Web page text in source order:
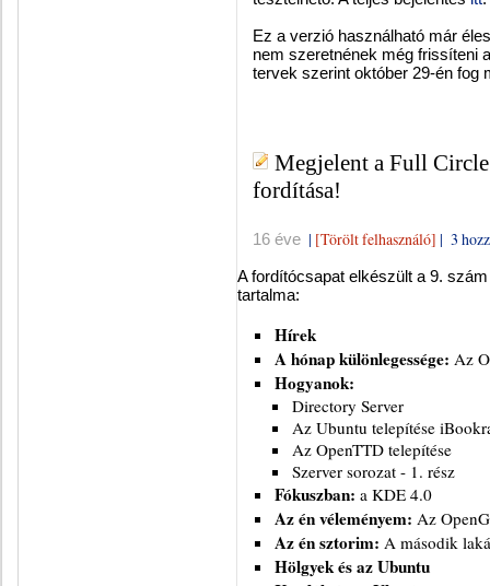
Ez a verzió használható már
nem szeretnének még frissíteni
tervek szerint október 29-én fog
Megjelent a Full
fordítása!
16 éve | [Törölt felhasználó] | 3
A fordítócsapat elkészült a 9.
tartalma:
Hírek
A hónap különlegessége: Az
Hogyanok:
Directory Server
Az Ubuntu telepítése
Az OpenTTD telepítése
Szerver sorozat - 1. rész
Fókuszban: a KDE 4.0
Az én véleményem: Az
Az én sztorim: A második
Hölgyek és az Ubuntu